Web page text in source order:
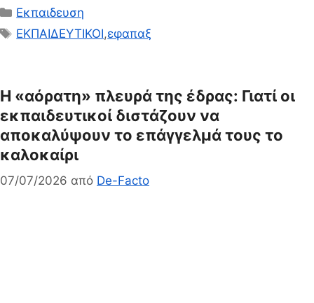
Κατηγορίες
Εκπαιδευση
Ετικέτες
ΕΚΠΑΙΔΕΥΤΙΚΟΙ,εφαπαξ
Η «αόρατη» πλευρά της έδρας: Γιατί οι
εκπαιδευτικοί διστάζουν να
αποκαλύψουν το επάγγελμά τους το
καλοκαίρι
07/07/2026 από De-Facto